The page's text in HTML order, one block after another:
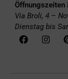
Öffnungszeiten
Via Broli, 4 –
Dienstag bis